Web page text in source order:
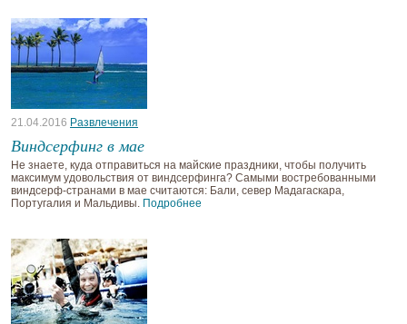
21.04.2016 Развлечения
Виндсерфинг в мае
Не знаете, куда отправиться на майские праздники, чтобы получить
максимум удовольствия от виндсерфинга? Самыми востребованными
виндсерф-странами в мае считаются: Бали, север Мадагаскара,
Португалия и Мальдивы. Подробнее